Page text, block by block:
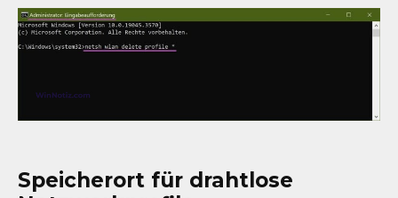
Speicherort für drahtlose